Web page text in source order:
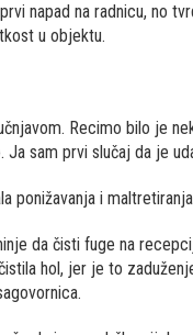
napad na radnicu, no
u objektu.
Recimo bilo je
sam prvi slučaj da je
ponižavanja i
da čisti fuge na
hol, jer je to